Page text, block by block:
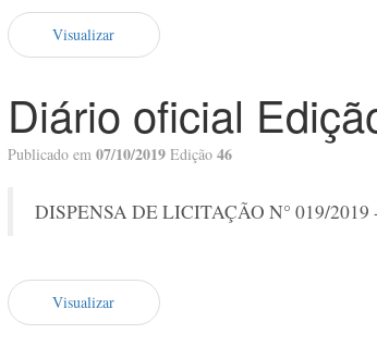
Visualizar
Diário oficial
Publicado em 07/10/2019 Edição 46
DISPENSA DE LICITAÇÃO N° 019/2019
Visualizar